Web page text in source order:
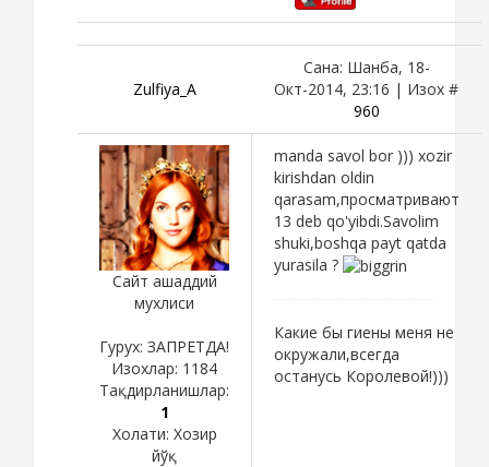
Zulfiya_A
Сана: Шанба, 18-
Окт-2014, 23:16 | Изох #
960
Сайт ашаддий
мухлиси
Гурух: ЗАПРЕТДА!
Изохлар: 1184
Тақдирланишлар:
1
Холати: Хозир
йўқ
manda savol bor ))) xozir
kirishdan oldin
qarasam,просматривают
13 deb qo'yibdi.Savolim
shuki,boshqa payt qatda
yurasila ?
Какие бы гиены меня не
окружали,всегда
останусь Королевой!)))